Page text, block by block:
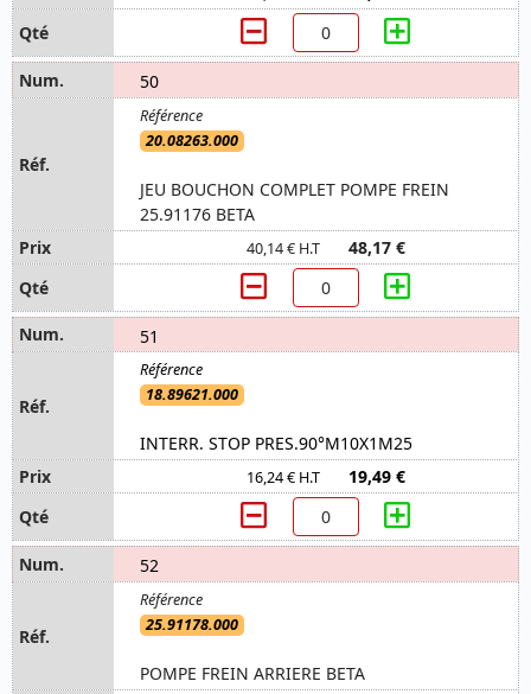
50
20.08263.000
JEU BOUCHON COMPLET POMPE FREIN
25.91176 BETA
40,14 € H.T 48,17 €
51
18.89621.000
INTERR. STOP PRES.90°M10X1M25
16,24 € H.T 19,49 €
52
25.91178.000
POMPE FREIN ARRIERE BETA